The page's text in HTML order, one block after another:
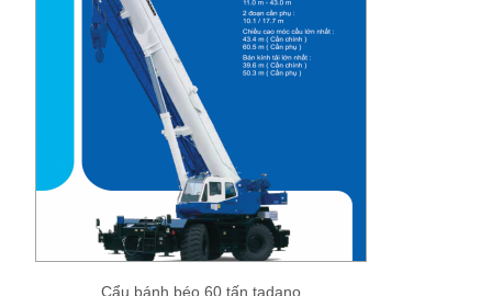
Cẩu bánh béo 60 tấn tadano